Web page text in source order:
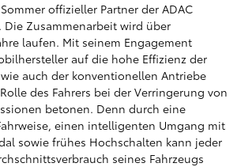
offizieller Partner der ADAC
Die Zusammenarbeit wird über
laufen. Mit seinem Engagement
auf die hohe Effizienz der
auch der konventionellen Antriebe
des Fahrers bei der Verringerung von
betonen. Denn durch eine
einen intelligenten Umgang mit
sowie frühes Hochschalten kann jeder
seines Fahrzeugs